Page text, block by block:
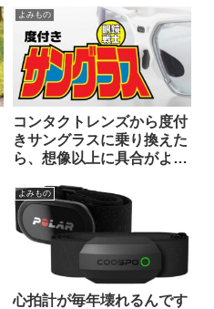
ク運んでみた
よみもの
コンタクトレンズから度付
きサングラスに乗り換えた
ら、想像以上に具合がよか
よみもの
心拍計が毎年壊れるんです